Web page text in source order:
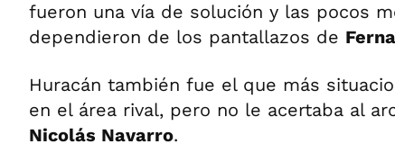
fueron una vía de solución y las pocos
dependieron de los pantallazos de
Huracán también fue el que más
en el área rival, pero no le acertaba al
Nicolás Navarro.